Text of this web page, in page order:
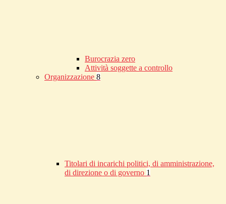
Burocrazia zero
Attività soggette a controllo
Organizzazione 8
Titolari di incarichi politici, di amministrazione,
di direzione o di governo 1